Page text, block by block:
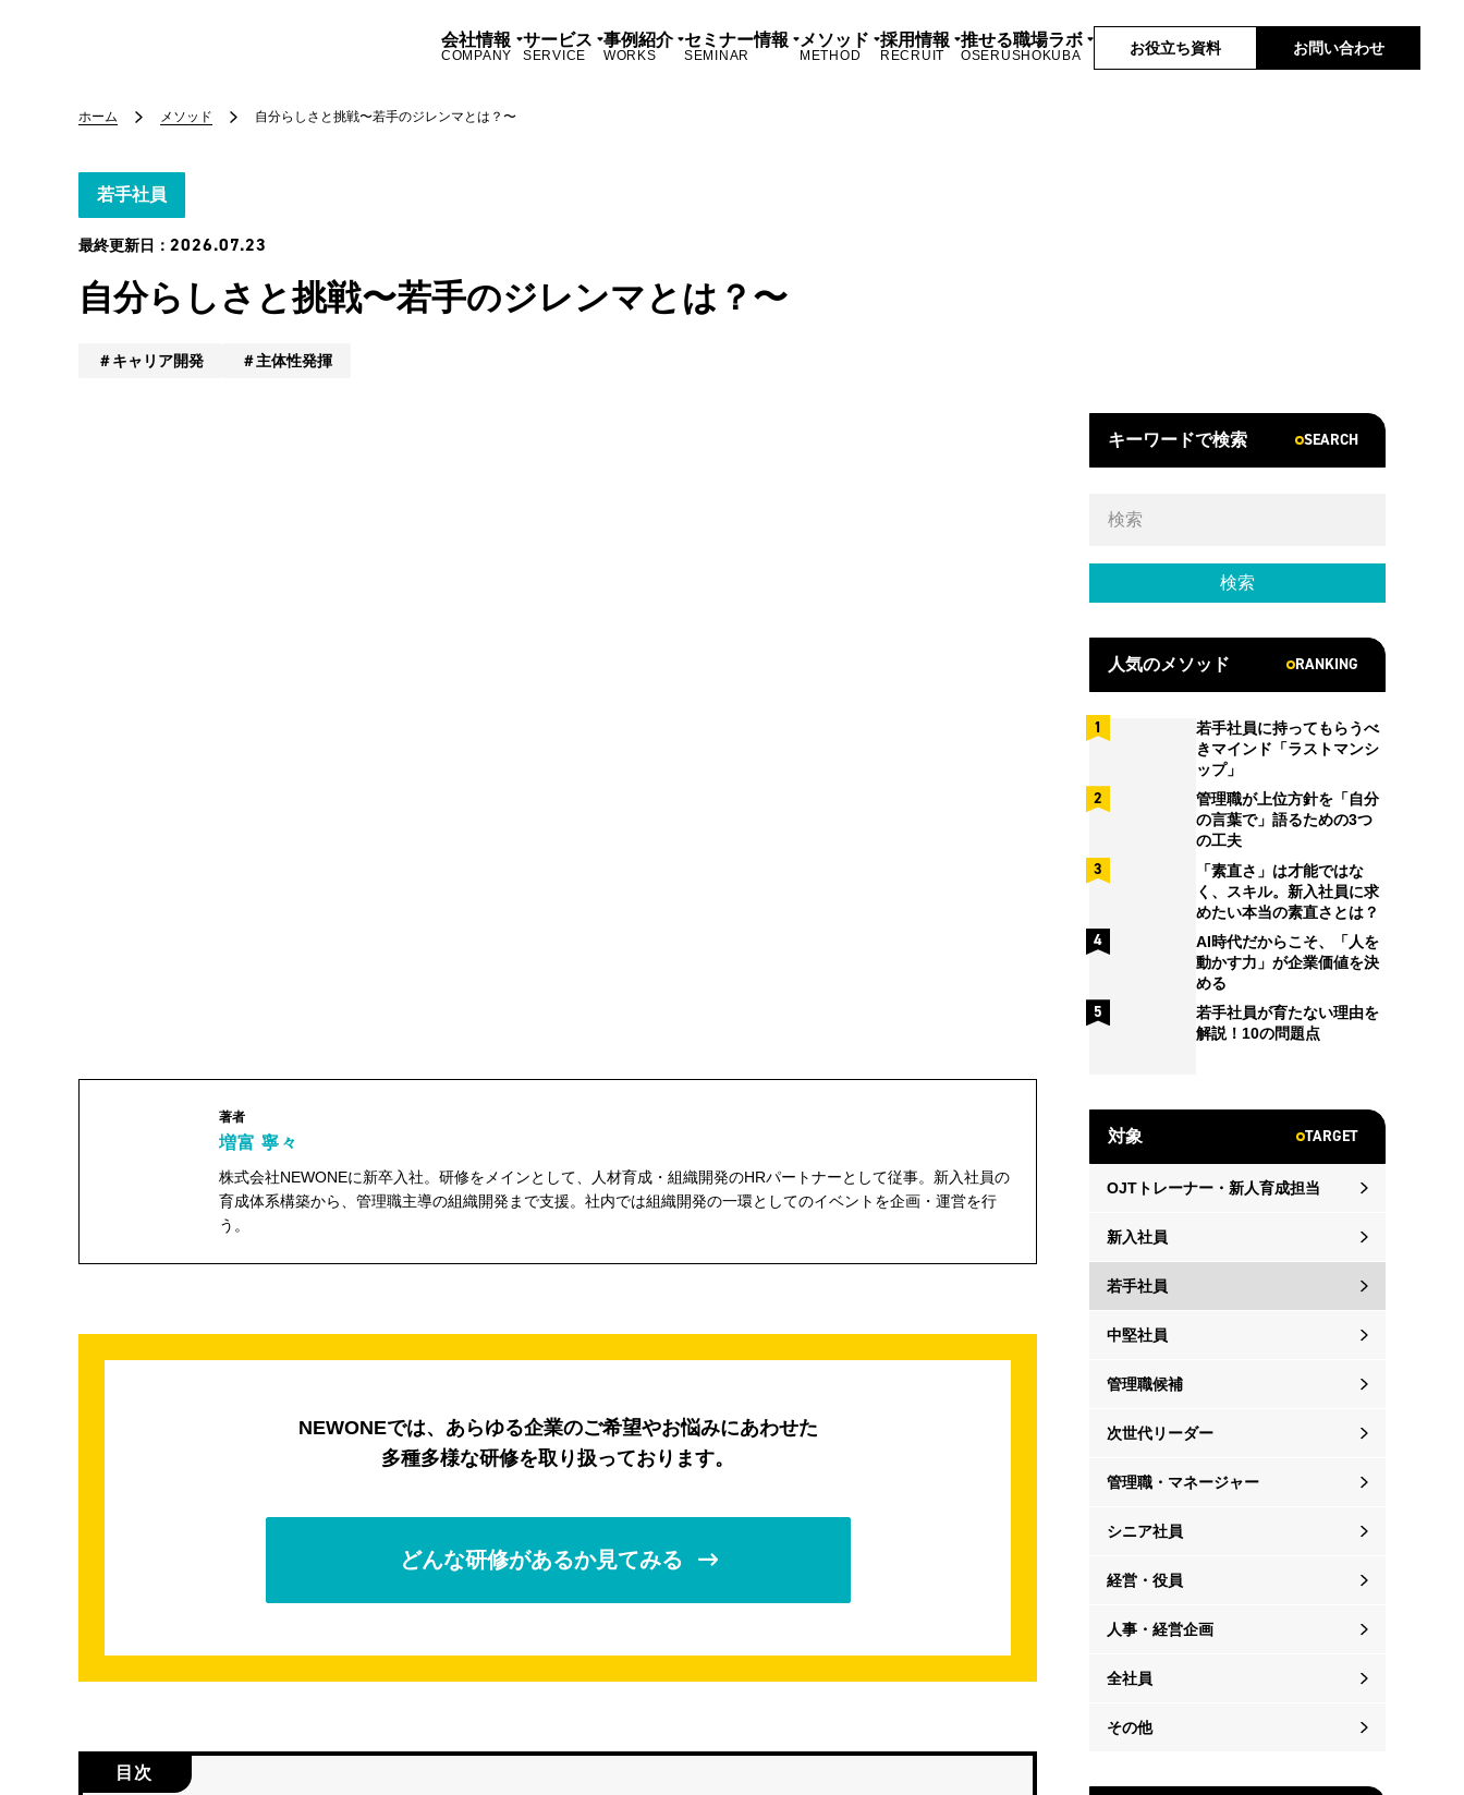
会社情報
COMPANY
サービス
SERVICE
事例紹介
WORKS
セミナー情報
SEMINAR
メソッド
METHOD
採用情報
RECRUIT
推せる職場ラボ
OSERUSHOKUBA お役立ち資料 お問い合わせ
ホーム メソッド 自分らしさと挑戦〜若手のジレンマとは？〜
若手社員
最終更新日： 2026.07.23
自分らしさと挑戦〜若手のジレンマとは？〜
キャリア開発 主体性発揮
増富 寧々"
著者
増富 寧々
株式会社NEWONEに新卒入社。研修をメインとして、人材育成・組織開発のHRパートナーとして従事。新入社員の
育成体系構築から、管理職主導の組織開発まで支援。社内では組織開発の一環としてのイベントを企画・運営を行
う。
NEWONEでは、あらゆる企業のご希望やお悩みにあわせた
多種多様な研修を取り扱っております。
どんな研修があるか見てみる
目次
キーワードで検索 SEARCH
人気のメソッド RANKING
若手社員に持ってもらうべ
きマインド「ラストマンシ
ップ」
管理職が上位方針を「自分
の言葉で」語るための3つ
の工夫
「素直さ」は才能ではな
く、スキル。新入社員に求
めたい本当の素直さとは？
AI時代だからこそ、「人を
動かす力」が企業価値を決
める
若手社員が育たない理由を
解説！10の問題点
対象 TARGET
OJTトレーナー・新人育成担当
新入社員
若手社員
中堅社員
管理職候補
次世代リーダー
管理職・マネージャー
シニア社員
経営・役員
人事・経営企画
全社員
その他